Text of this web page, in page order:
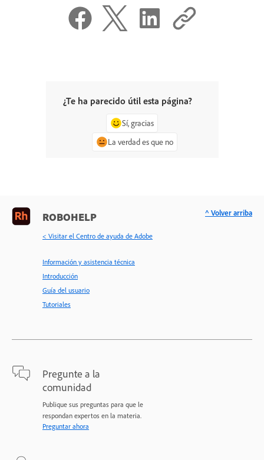
¿Te ha parecido útil esta página?
Sí, gracias
La verdad es que no
ROBOHELP
< Visitar el Centro de ayuda de Adobe
Información y asistencia técnica
Introducción
Guía del usuario
Tutoriales
Pregunte a la
comunidad
Publique sus preguntas para que le
respondan expertos en la materia.
Preguntar ahora
^ Volver arriba